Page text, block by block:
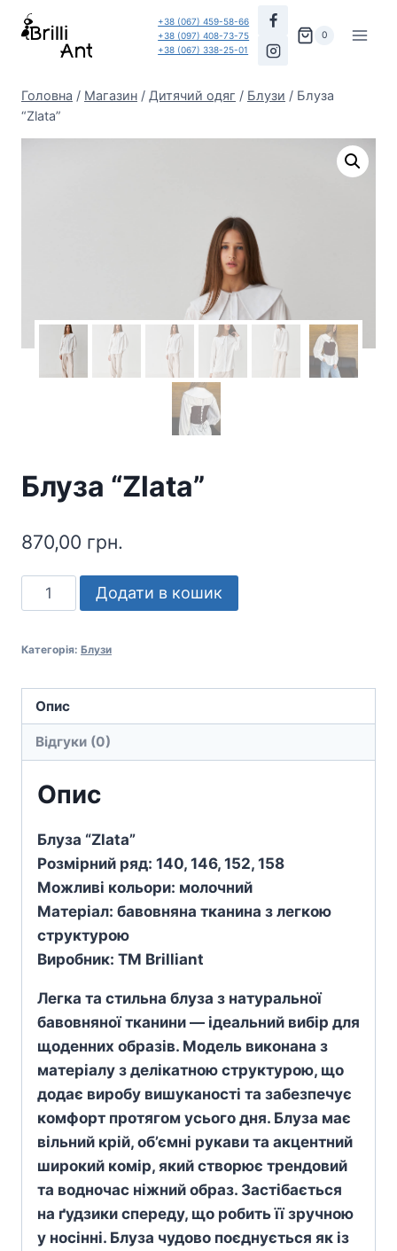
Перейти
+38 (067) 459-58-66
+38 (097) 408-73-75
+38 (067) 338-25-01
0
Головна / Магазин / Дитячий одяг / Блузи / Блуза
“Zlata”
Блуза “Zlata”
870,00 грн.
Блуза
"Zlata"
Додати в кошик
Категорія: Блузи
Опис
Відгуки (0)
Опис
Блуза “Zlata”
Розмірний ряд: 140, 146, 152, 158
Можливі кольори: молочний
Матеріал: бавовняна тканина з легкою
структурою
Виробник: TM Brilliant
Легка та стильна блуза з натуральної
бавовняної тканини — ідеальний вибір для
щоденних образів. Модель виконана з
матеріалу з делікатною структурою, що
додає виробу вишуканості та забезпечує
комфорт протягом усього дня. Блуза має
вільний крій, об’ємні рукави та акцентний
широкий комір, який створює трендовий
та водночас ніжний образ. Застібається
на ґудзики спереду, що робить її зручною
у носінні. Блуза чудово поєднується як із